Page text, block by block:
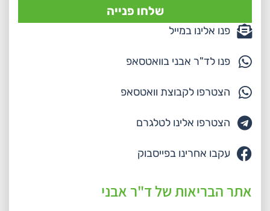
אתר הבריאות של ד"ר אבני
פנו אלינו במייל
פנו לד"ר אבני בוואטסאפ
הצטרפו לקבוצת וואטסאפ
הצטרפו אלינו לטלגרם
עקבו אחרינו בפייסבוק
שלחו פנייה